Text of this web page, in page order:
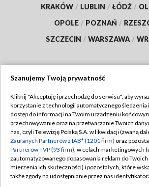
KRAKÓW / LUBLIN / ŁÓDŹ /
OPOLE / POZNAŃ /
SZCZECIN / WARSZAWA /
TVP
Abonament TVP
Emisja w TVP
Centrum informacji TVP
Naziemna Telewizja Cyfrowa
Regulamin TVP
Polityka prywatności
Moje zgody
Pomoc
Szanujemy Twoją prywatność
Kliknij "Akceptuję i przechodzę do serwisu", aby
korzystanie z technologii automatycznego śledzenia
dostęp do informacji na Twoim urządzeniu
przechowywanie oraz na przetwarzanie Twoich
nas, czyli Telewizję Polską S.A. w likwidacji (zwaną
Zaufanych Partnerów z IAB* (1201 firm) oraz
Partnerów TVP (93 firm), w celach marketingowych
zautomatyzowanego dopasowania reklam do
mierzenia ich skuteczności) i pozostałych, które
także zgody na udostępnianie przez nas